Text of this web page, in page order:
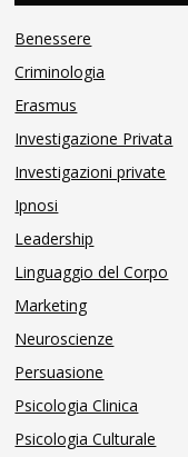
Benessere
Criminologia
Erasmus
Investigazione Privata
Investigazioni private
Ipnosi
Leadership
Linguaggio del Corpo
Marketing
Neuroscienze
Persuasione
Psicologia Clinica
Psicologia Culturale